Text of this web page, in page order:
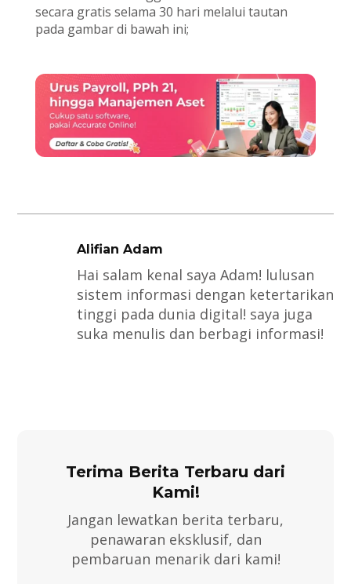
secara gratis selama 30 hari melalui tautan
pada gambar di bawah ini;
Alifian Adam
Hai salam kenal saya Adam! lulusan
sistem informasi dengan ketertarikan
tinggi pada dunia digital! saya juga
suka menulis dan berbagi informasi!
Terima Berita Terbaru dari
Kami!
Jangan lewatkan berita terbaru,
penawaran eksklusif, dan
pembaruan menarik dari kami!